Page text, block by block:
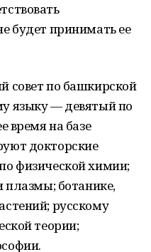
будет принимать ее
совет по башкирской
языку — девятый по
время на базе
докторские
физической химии;
плазмы; ботанике,
русскому
теории;